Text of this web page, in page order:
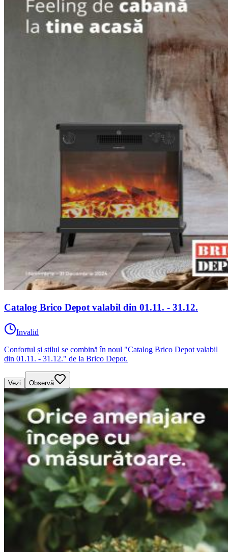
Catalog Brico Depot valabil din 01.11. - 31.12.
Invalid
Confortul și stilul se combină în noul "Catalog Brico Depot valabil
din 01.11. - 31.12." de la Brico Depot.
Vezi Observă